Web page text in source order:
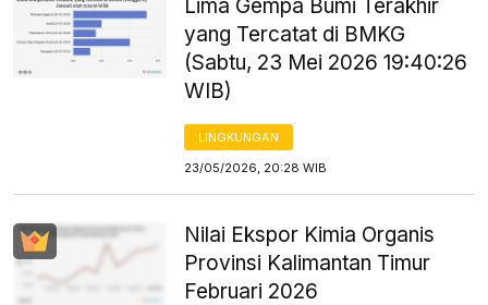
Lima Gempa Bumi Terakhir
yang Tercatat di BMKG
(Sabtu, 23 Mei 2026 19:40:26
WIB)
LINGKUNGAN
23/05/2026, 20:28 WIB
Nilai Ekspor Kimia Organis
Provinsi Kalimantan Timur
Februari 2026